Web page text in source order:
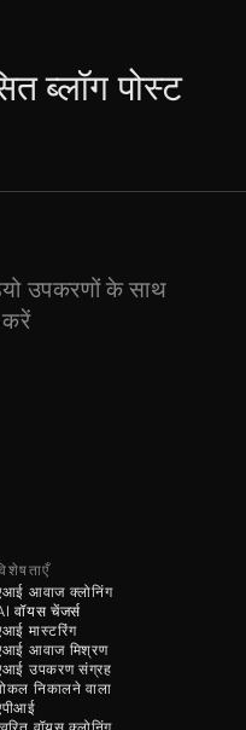
ब्लॉग पोस्ट
उपकरणों के साथ
करें
आवाज क्लोनिंग
आवाज मिश्रण
वॉयस चेंजर्स
मास्टरिंग
उपकरण संग्रह
निकालने वाला